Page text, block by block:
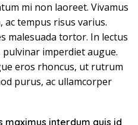
mi non laoreet. Vivamus
ac tempus risus varius.
malesuada tortor. In lectus
imperdiet augue.
eros rhoncus, ut rutrum
purus, ac ullamcorper
maximus interdum quis id